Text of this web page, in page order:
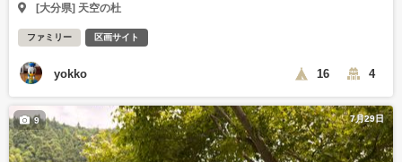
[大分県] 天空の杜
ファミリー 区画サイト
yokko 16 4
7月29日
9